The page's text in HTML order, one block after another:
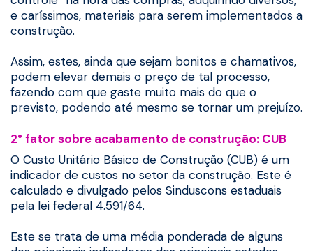
e caríssimos, materiais para serem implementados a
construção.
Assim, estes, ainda que sejam bonitos e chamativos,
podem elevar demais o preço de tal processo,
fazendo com que gaste muito mais do que o
previsto, podendo até mesmo se tornar um prejuízo.
2° fator sobre acabamento de construção: CUB
O Custo Unitário Básico de Construção (CUB) é um
indicador de custos no setor da construção. Este é
calculado e divulgado pelos Sinduscons estaduais
pela lei federal 4.591/64.
Este se trata de uma média ponderada de alguns